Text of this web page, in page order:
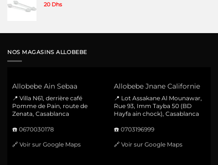
20 Dhs
NOS MAGASINS ALLOBEBE
Allobebe Ain Sebaa
📍 Villa N61, derrière café
Pomme de Pain, route de
Zenata, Casablanca
☎️ 0670030178
🔗 Voir sur Google Maps
Allobebe Jnane Californie
📍 Lot Assakane Al Mounawar,
Rue 93, Imm Tayba 50 (BD
Hayfa ain chock), Casablanca
☎️ 0703196999
🔗 Voir sur Google Maps